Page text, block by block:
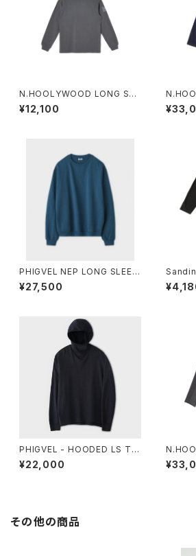
N.HOOLYWOOD LONG SLE
EVE T-SHIRT
¥12,100
DUCT
9261-
PHIGVEL NEP LONG SLEEV
E TOP
¥27,500
-S
PHIGVEL - HOODED LS TO
P
¥22,000
NEL
その他の商品